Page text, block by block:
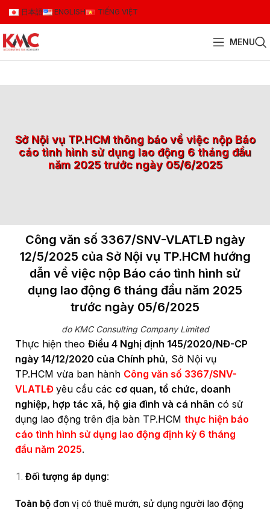
日本語 ENGLISH TIẾNG VIỆT
MENU
Sở Nội vụ TP.HCM thông báo về việc nộp Báo
cáo tình hình sử dụng lao động 6 tháng đầu
năm 2025 trước ngày 05/6/2025
Công văn số 3367/SNV-VLATLĐ ngày
12/5/2025 của Sở Nội vụ TP.HCM hướng
dẫn về việc nộp Báo cáo tình hình sử
dụng lao động 6 tháng đầu năm 2025
trước ngày 05/6/2025
do KMC Consulting Company Limited
Thực hiện theo Điều 4 Nghị định 145/2020/NĐ-CP
ngày 14/12/2020 của Chính phủ, Sở Nội vụ
TP.HCM vừa ban hành Công văn số 3367/SNV-
VLATLĐ yêu cầu các cơ quan, tổ chức, doanh
nghiệp, hợp tác xã, hộ gia đình và cá nhân có sử
dụng lao động trên địa bàn TP.HCM thực hiện báo
cáo tình hình sử dụng lao động định kỳ 6 tháng
đầu năm 2025.
Đối tượng áp dụng:
Toàn bộ đơn vị có thuê mướn, sử dụng người lao động